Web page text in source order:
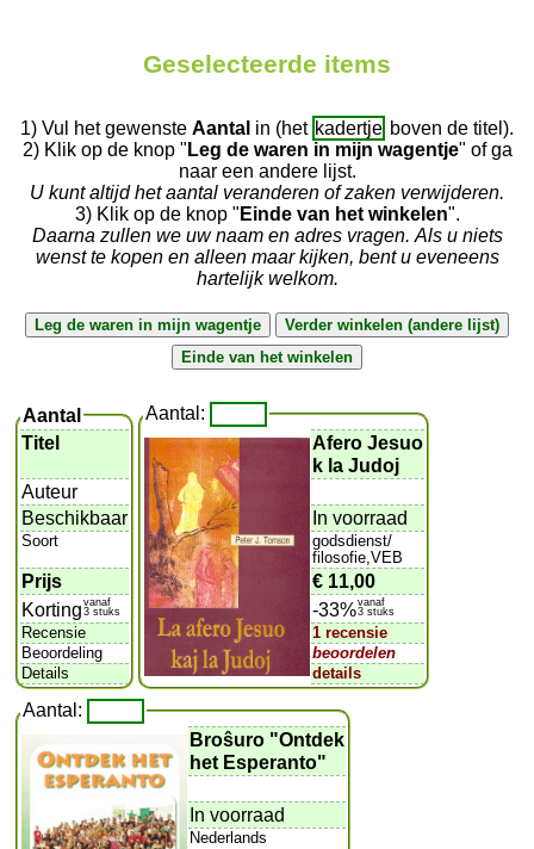
Geselecteerde items
1) Vul het gewenste Aantal in (het kadertje boven de titel).
2) Klik op de knop " Leg de waren in mijn wagentje" of ga
naar een andere lijst.
U kunt altijd het aantal veranderen of zaken verwijderen.
3) Klik op de knop " Einde van het winkelen".
Daarna zullen we uw naam en adres vragen. Als u niets
wenst te kopen en alleen maar kijken, bent u eveneens
hartelijk welkom.
Aantal
Titel
Auteur
Beschikbaar
Soort
Prijs
Korting vanaf
3 stuks
Recensie
Beoordeling
Details
Aantal:
Afero Jesuo
k la Judoj
In voorraad
godsdienst/
filosofie,VEB
€ 11,00
-33%vanaf
3 stuks
1 recensie
beoordelen
details
Aantal:
Broŝuro "Ontdek
het Esperanto"
In voorraad
Nederlands